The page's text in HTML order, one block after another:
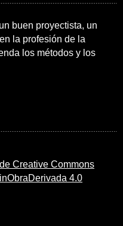
buen proyectista, un
la profesión de la
los métodos y los
Creative Commons
4.0